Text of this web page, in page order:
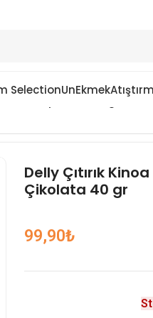
SelectionUnEkmek
Delly Çıtırık Kinoa
Çikolata 40 gr
99,90₺